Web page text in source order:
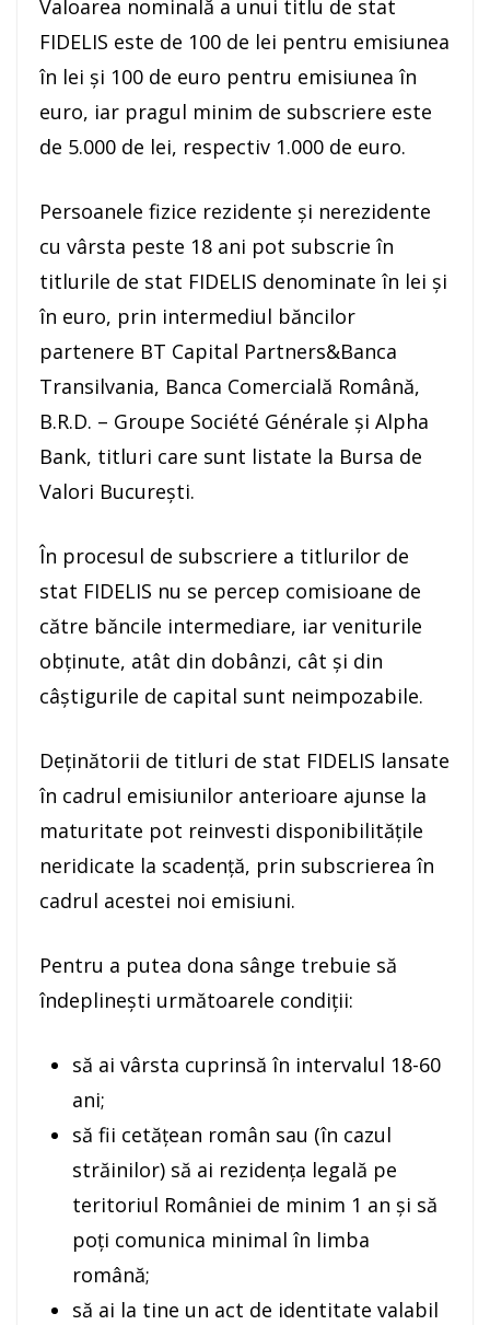
Valoarea nominală a unui titlu de stat
FIDELIS este de 100 de lei pentru emisiunea
în lei şi 100 de euro pentru emisiunea în
euro, iar pragul minim de subscriere este
de 5.000 de lei, respectiv 1.000 de euro.
Persoanele fizice rezidente şi nerezidente
cu vârsta peste 18 ani pot subscrie în
titlurile de stat FIDELIS denominate în lei şi
în euro, prin intermediul băncilor
partenere BT Capital Partners&Banca
Transilvania, Banca Comercială Română,
B.R.D. – Groupe Société Générale şi Alpha
Bank, titluri care sunt listate la Bursa de
Valori Bucureşti.
În procesul de subscriere a titlurilor de
stat FIDELIS nu se percep comisioane de
către băncile intermediare, iar veniturile
obţinute, atât din dobânzi, cât şi din
câştigurile de capital sunt neimpozabile.
Deţinătorii de titluri de stat FIDELIS lansate
în cadrul emisiunilor anterioare ajunse la
maturitate pot reinvesti disponibilităţile
neridicate la scadenţă, prin subscrierea în
cadrul acestei noi emisiuni.
Pentru a putea dona sânge trebuie să
îndeplineşti următoarele condiţii:
să ai vârsta cuprinsă în intervalul 18-60
ani;
să fii cetăţean român sau (în cazul
străinilor) să ai rezidenţa legală pe
teritoriul României de minim 1 an şi să
poţi comunica minimal în limba
română;
să ai la tine un act de identitate valabil